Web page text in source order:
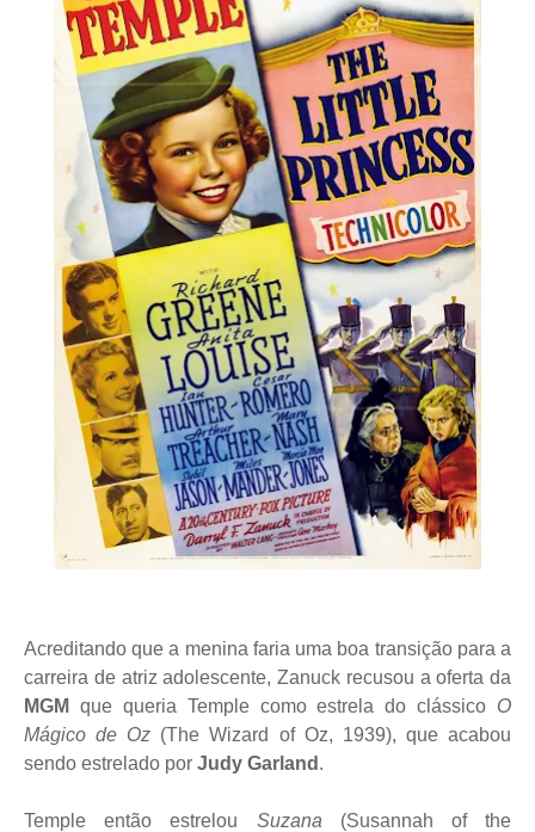
Acreditando que a menina faria uma boa transição para a
carreira de atriz adolescente, Zanuck recusou a oferta da
MGM
que queria Temple como estrela do clássico O
Mágico de Oz (The Wizard of Oz, 1939), que acabou
sendo estrelado por Judy Garland .
Temple então estrelou Suzana (Susannah of the